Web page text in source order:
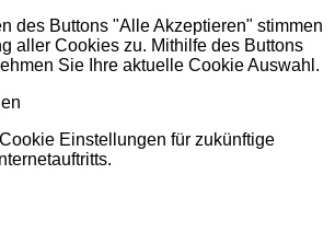
des Buttons "Alle Akzeptieren" stimmen
aller Cookies zu. Mithilfe des Buttons
Sie Ihre aktuelle Cookie Auswahl.
Einstellungen für zukünftige